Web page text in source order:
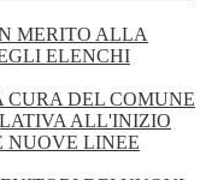
MERITO ALLA
ELENCHI
DEL COMUNE
ALL'INIZIO
NUOVE LINEE